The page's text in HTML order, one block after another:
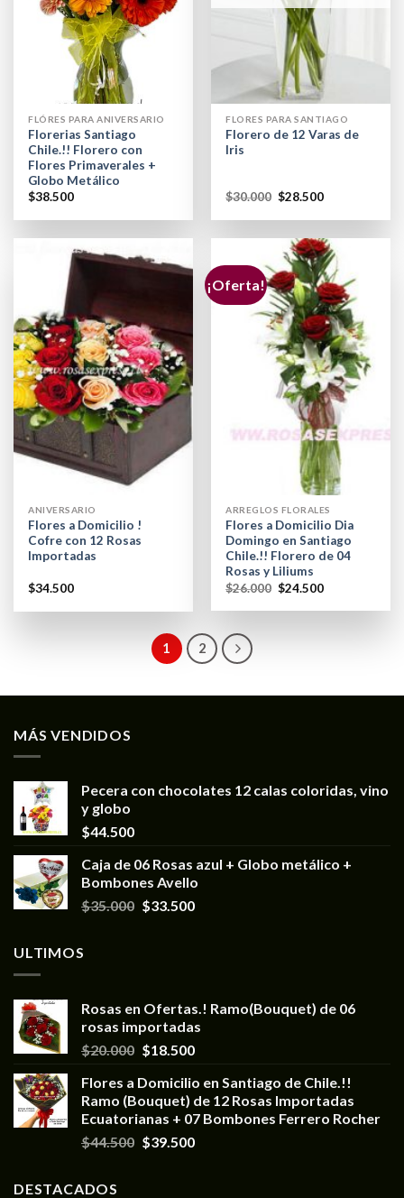
FLÓRES PARA ANIVERSARIO
Florerias Santiago
Chile.!! Florero con
Flores Primaverales +
Globo Metálico
$38.500
FLORES PARA SANTIAGO
Florero de 12 Varas de
Iris
$30.000 $28.500
ANIVERSARIO
Flores a Domicilio !
Cofre con 12 Rosas
Importadas
$34.500
¡Oferta!
ARREGLOS FLORALES
Flores a Domicilio Dia
Domingo en Santiago
Chile.!! Florero de 04
Rosas y Liliums
$26.000 $24.500
1 2
MÁS VENDIDOS
Pecera con chocolates 12 calas coloridas, vino
y globo
$44.500
Caja de 06 Rosas azul + Globo metálico +
Bombones Avello
$35.000 $33.500
ULTIMOS
Rosas en Ofertas.! Ramo(Bouquet) de 06
rosas importadas
$20.000 $18.500
Flores a Domicilio en Santiago de Chile.!!
Ramo (Bouquet) de 12 Rosas Importadas
Ecuatorianas + 07 Bombones Ferrero Rocher
$44.500 $39.500
DESTACADOS